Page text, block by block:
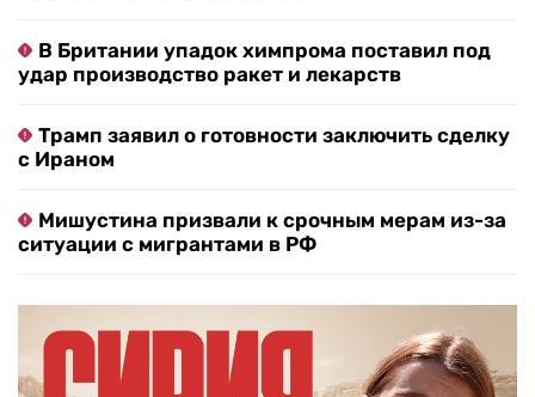
В Британии упадок химпрома поставил под
удар производство ракет и лекарств
Трамп заявил о готовности заключить сделку
с Ираном
Мишустина призвали к срочным мерам из-за
ситуации с мигрантами в РФ